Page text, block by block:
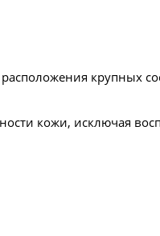
крупных
кожи, исключая